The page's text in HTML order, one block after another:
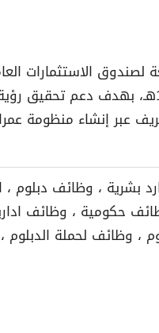
الاستثمارات
عبر إنشاء منظومة
بشرية ، وظائف دبلوم
حكومية ، وظائف
، وظائف لحملة